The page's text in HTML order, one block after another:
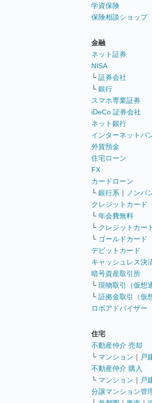
学資保険
保険相談ショップ
金融
ネット証券
NISA
└ 証券会社
└ 銀行
スマホ専業証券
iDeCo 証券会社
ネット銀行
インターネットバ
外貨預金
住宅ローン
FX
カードローン
└ 銀行系 ｜
ノンバ
クレジットカード
└ 年会費無料
└ クレジットカー
└ ゴールドカード
デビットカード
キャッシュレス決
暗号資産取引所
└ 現物取引（仮想
└ 証拠金取引（仮
ロボアドバイザー
住宅
不動産仲介 売却
└ マンション ｜ 戸
不動産仲介 購入
└ マンション ｜ 戸
分譲マンション管